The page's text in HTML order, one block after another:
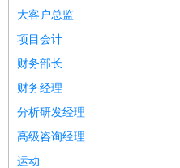
大客户总监
项目会计
财务部长
财务经理
分析研发经理
高级咨询经理
运动